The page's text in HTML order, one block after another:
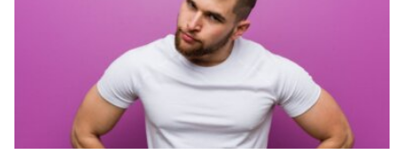
10.1017/jns.2016.41. PMID: 28620474; PMCID: PMC5465813.